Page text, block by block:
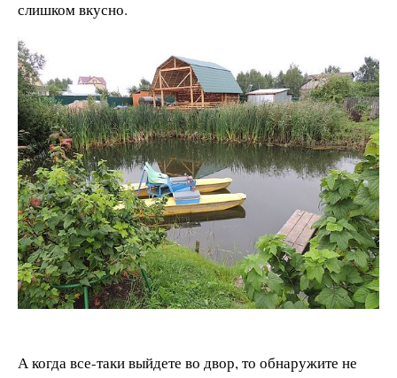
слишком вкусно.
А когда все-таки выйдете во двор, то обнаружите не